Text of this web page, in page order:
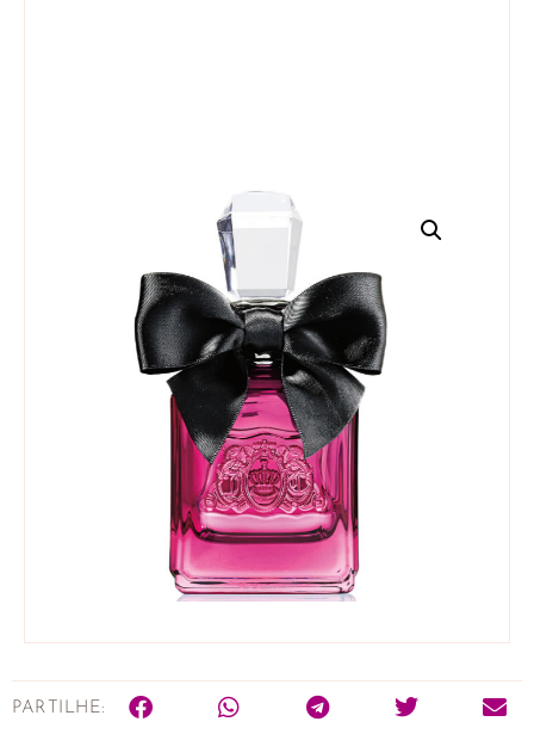
PARTILHE: